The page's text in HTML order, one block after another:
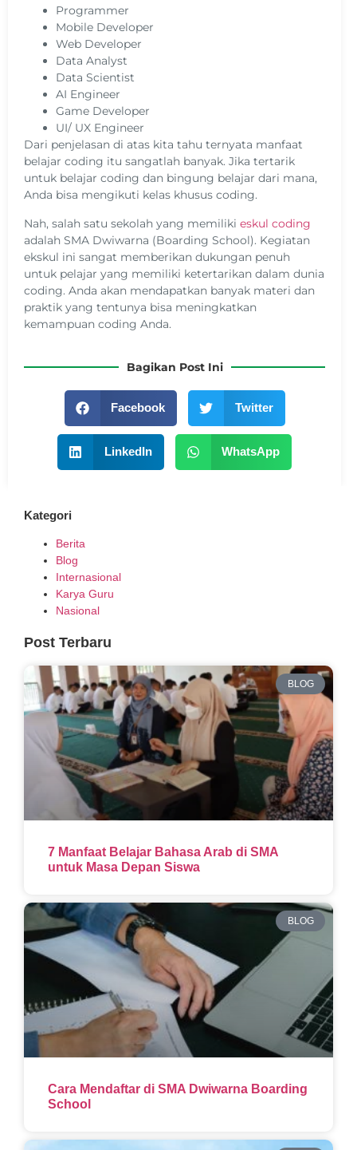
Programmer
Mobile Developer
Web Developer
Data Analyst
Data Scientist
AI Engineer
Game Developer
UI/ UX Engineer
Dari penjelasan di atas kita tahu ternyata manfaat
belajar coding itu sangatlah banyak. Jika tertarik
untuk belajar coding dan bingung belajar dari mana,
Anda bisa mengikuti kelas khusus coding.
Nah, salah satu sekolah yang memiliki eskul coding
adalah SMA Dwiwarna (Boarding School). Kegiatan
ekskul ini sangat memberikan dukungan penuh
untuk pelajar yang memiliki ketertarikan dalam dunia
coding. Anda akan mendapatkan banyak materi dan
praktik yang tentunya bisa meningkatkan
kemampuan coding Anda.
Bagikan Post Ini
Facebook Twitter
LinkedIn WhatsApp
Kategori
Berita
Blog
Internasional
Karya Guru
Nasional
Post Terbaru
BLOG
7 Manfaat Belajar Bahasa Arab di SMA
untuk Masa Depan Siswa
BLOG
Cara Mendaftar di SMA Dwiwarna Boarding
School